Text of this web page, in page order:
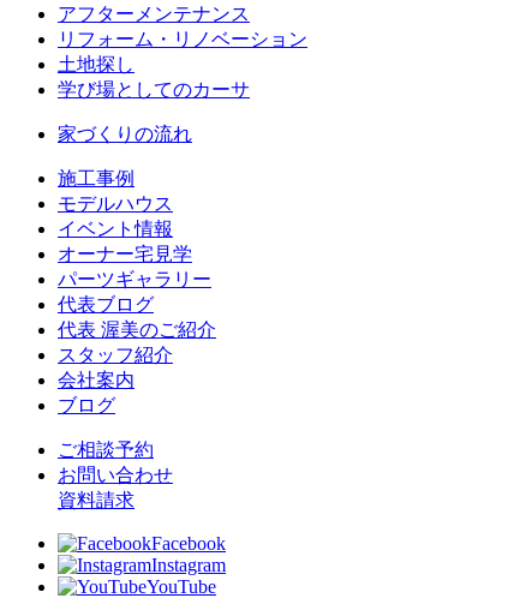
アフターメンテナンス
リフォーム・リノベーション
土地探し
学び場としてのカーサ
家づくりの流れ
施工事例
モデルハウス
イベント情報
オーナー宅見学
パーツギャラリー
代表ブログ
代表 渥美のご紹介
スタッフ紹介
会社案内
ブログ
ご相談予約
お問い合わせ
資料請求
Facebook
Instagram
YouTube